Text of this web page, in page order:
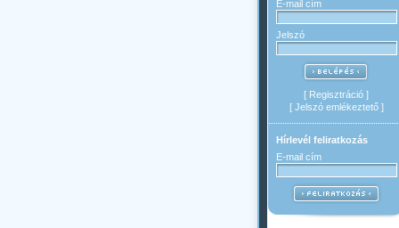
E-mail cím
Jelszó
[ Regisztráció ]
[ Jelszó emlékeztető]
Hírlevél feliratkozás
E-mail cím